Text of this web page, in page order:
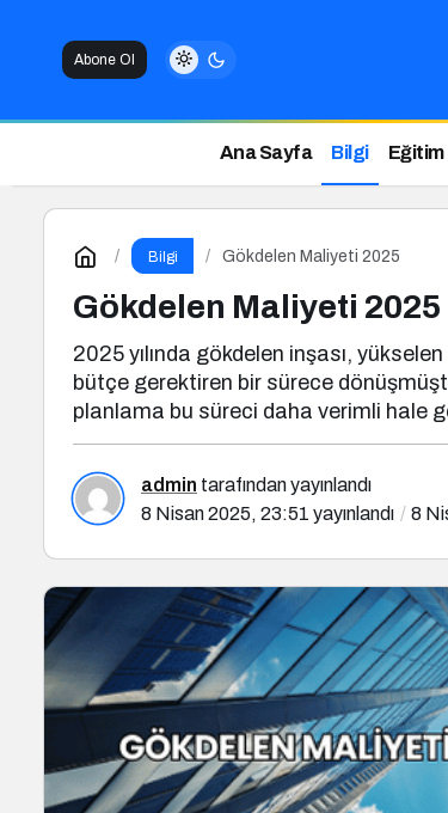
Abone Ol
Ana Sayfa Bilgi Eğitim
Bilgi Gökdelen Maliyeti 2025
Gökdelen Maliyeti 2025
2025 yılında gökdelen inşası,
bütçe gerektiren bir sürece
planlama bu süreci daha verimli hale
admin tarafından yayınlandı
8 Nisan 2025, 23:51 yayınlandı 8